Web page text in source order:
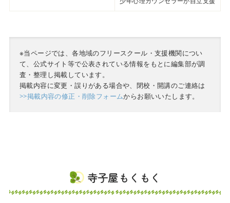
※当ページでは、各地域のフリースクール・支援機関につい
て、公式サイト等で公表されている情報をもとに編集部が調
査・整理し掲載しています。
掲載内容に変更・誤りがある場合や、閉校・開講のご連絡は
>>掲載内容の修正・削除フォームからお願いいたします。
寺子屋もくもく